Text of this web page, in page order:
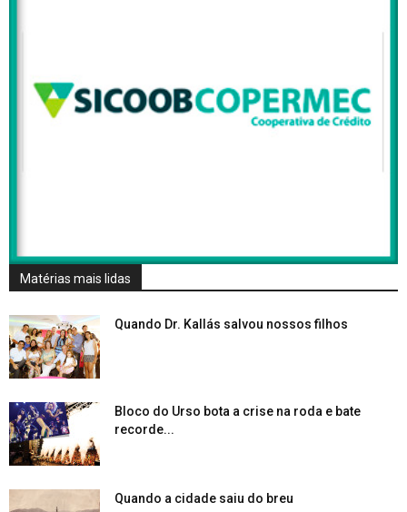
Matérias mais lidas
Quando Dr. Kallás salvou nossos filhos
Bloco do Urso bota a crise na roda e bate
recorde...
Quando a cidade saiu do breu